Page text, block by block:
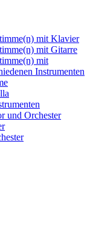
mit Klavier
mit Gitarre
mit
Instrumenten
und Orchester